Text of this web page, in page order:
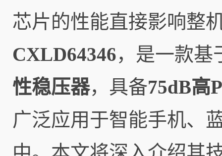
芯片的性能直接影响整
CXLD64346，是一款基
性稳压器，具备75dB高
广泛应用于智能手机、